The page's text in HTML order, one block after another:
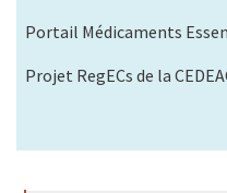
Portail Médicaments
Projet RegECs de la